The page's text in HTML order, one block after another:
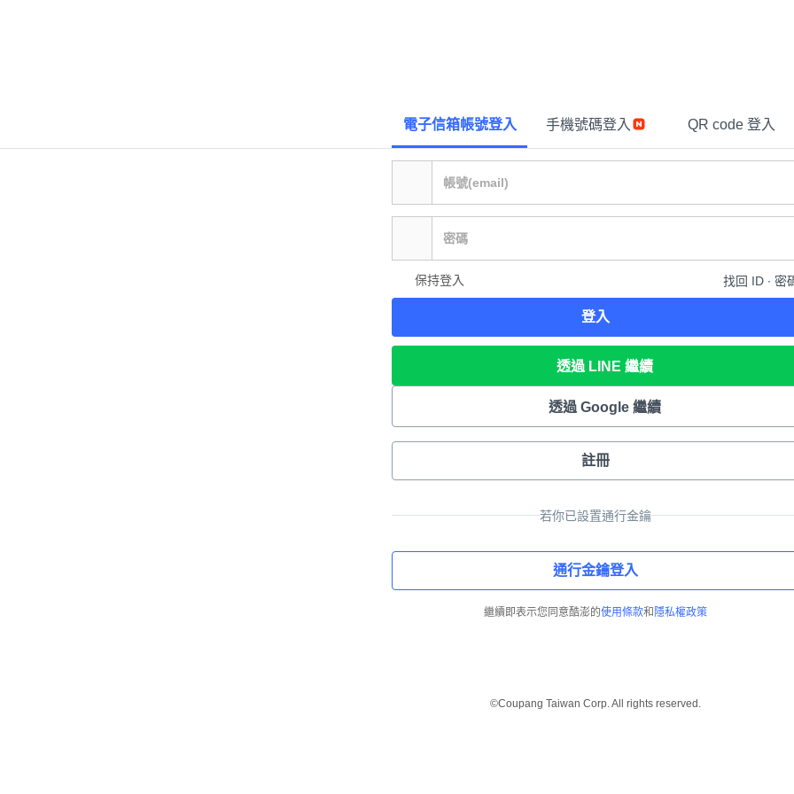
電子信箱帳號登入 手機號碼登入 QR code 登入
保持登入 找回 ID ∙ 密
登入
透過 LINE 繼續
透過 Google 繼續
註冊
若你已設置通行金鑰
通行金鑰登入
繼續即表示您同意酷澎的使用條款和 隱私權政策
©Coupang Taiwan Corp. All rights reserved.